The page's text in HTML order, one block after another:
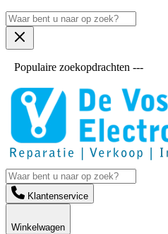
Populaire zoekopdrachten ---
Klantenservice
Winkelwagen